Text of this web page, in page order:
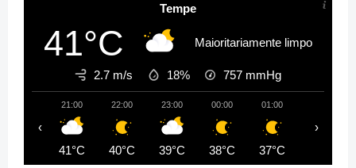
Tempe
41°C Maioritariamente limpo
2.7 m/s 18% 757 mmHg
21:00
41°C
22:00
40°C
23:00
39°C
00:00
38°C
01:00
37°C
‹ ›